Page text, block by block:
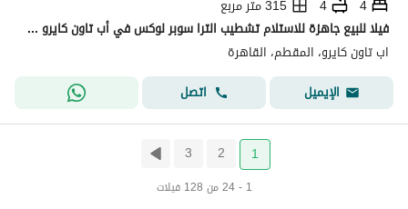
4
4
315 متر مربع
فيلا للبيع جاهزة للاستلام تشطيب الترا سوبر لوكس في أب تاون كايرو اعمار Uptown Cairo Emaar
اب تاون كايرو، المقطم، القاهرة
الإيميل
اتصل
1
2
3
1 - 24 من 128 فيلات